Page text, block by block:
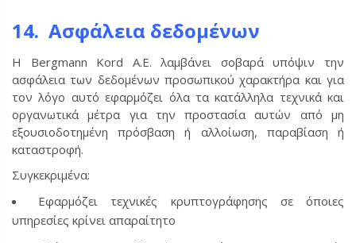
14. Ασφάλεια δεδομένων
Η Bergmann Kord Α.Ε. λαμβάνει σοβαρά υπόψιν την
ασφάλεια των δεδομένων προσωπικού χαρακτήρα και για
τον λόγο αυτό εφαρμόζει όλα τα κατάλληλα τεχνικά και
οργανωτικά μέτρα για την προστασία αυτών από μη
εξουσιοδοτημένη πρόσβαση ή αλλοίωση, παραβίαση ή
καταστροφή.
Συγκεκριμένα:
Εφαρμόζει τεχνικές κρυπτογράφησης σε όποιες
υπηρεσίες κρίνει απαραίτητο